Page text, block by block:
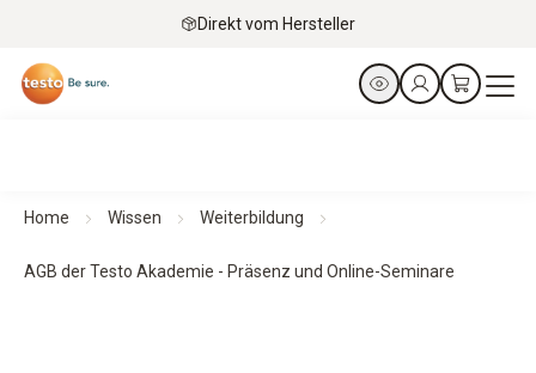
Direkt vom Hersteller
Home Wissen Weiterbildung
AGB der Testo Akademie - Präsenz und Online-Seminare